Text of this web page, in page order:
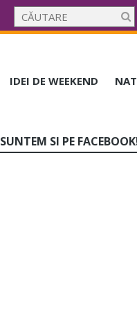
IDEI DE WEEKEND
SUNTEM SI PE